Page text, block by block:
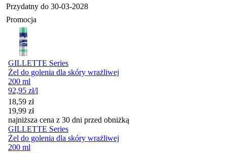
Przydatny do 30-03-2028
Promocja
GILLETTE Series
Żel do golenia dla skóry wrażliwej
200 ml
92,95 zł/l
Cena promocyjna
18,59 zł
19,99 zł
najniższa cena z 30 dni przed obniżką
GILLETTE Series
Żel do golenia dla skóry wrażliwej
200 ml